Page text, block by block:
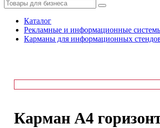
Каталог
Рекламные и информационные
Карманы для информационных
Карман А4